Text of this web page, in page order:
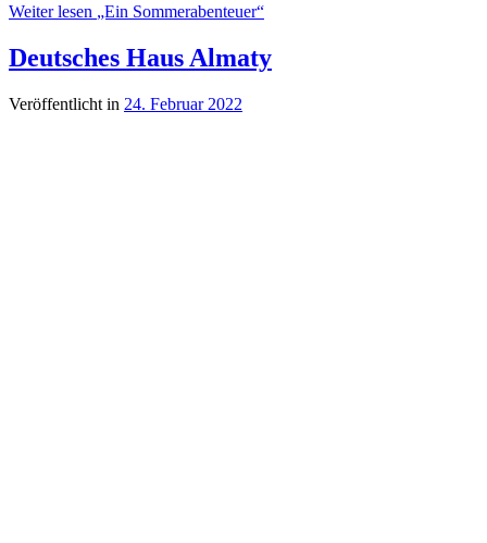
Weiter lesen „Ein Sommerabenteuer“
Deutsches Haus Almaty
Veröffentlicht in 24. Februar 2022